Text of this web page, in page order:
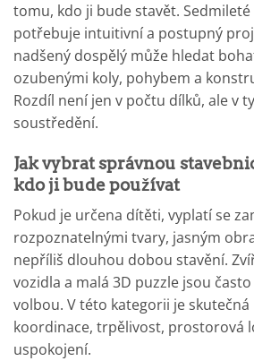
tomu, kdo ji bude stavět.
potřebuje intuitivní a postupný
nadšený dospělý může hledat
ozubenými koly, pohybem a
Rozdíl není jen v počtu dílků, ale v
soustředění.
Jak vybrat správnou
kdo ji bude používat
Pokud je určena dítěti, vyplatí se
rozpoznatelnými tvary, jasným
nepříliš dlouhou dobou stavění.
vozidla a malá 3D puzzle jsou
volbou. V této kategorii je
koordinace, trpělivost, prostorová
uspokojení.